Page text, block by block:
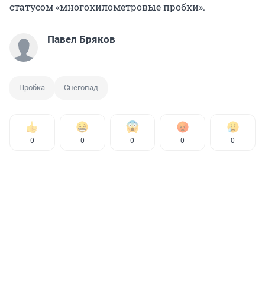
статусом «многокилометровые пробки».
Павел Бряков
Пробка Снегопад
0 0 0 0 0